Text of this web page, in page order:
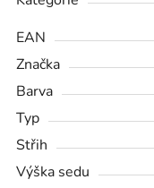
EAN
Značka
Barva
Typ
Střih
Výška sedu